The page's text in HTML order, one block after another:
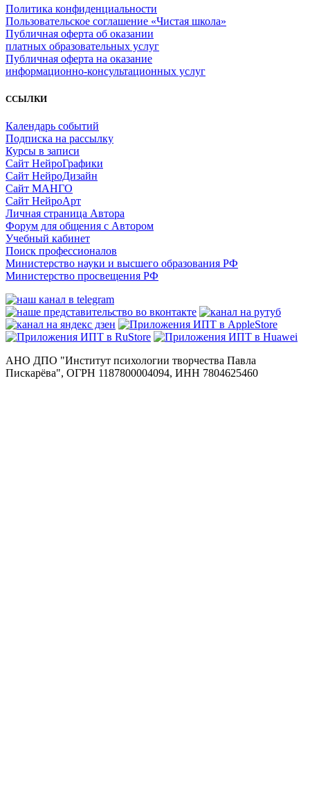
Политика конфиденциальности
Пользовательское соглашение «Чистая школа»
Публичная оферта об оказании
платных образовательных услуг
Публичная оферта на оказание
информационно‑консультационных услуг
ССЫЛКИ
Календарь событий
Подписка на рассылку
Курсы в записи
Сайт НейроГрафики
Сайт НейроДизайн
Сайт МАНГО
Сайт НейроАрт
Личная страница Автора
Форум для общения с Автором
Учебный кабинет
Поиск профессионалов
Министерство науки и высшего образования РФ
Министерство просвещения РФ
АНО ДПО "Институт психологии творчества Павла
Пискарёва", ОГРН 1187800004094, ИНН 7804625460